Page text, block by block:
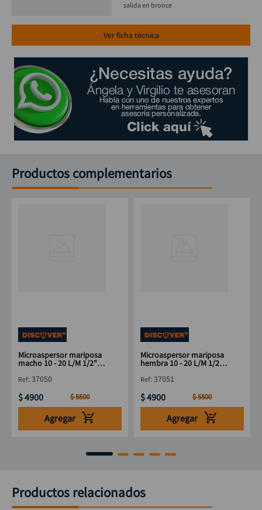
Ver ficha técnica
salida en bronce
Productos complementarios
Microaspersor mariposa
macho 10 - 20 L/M 1/2"
:37050
$4900 $5500
Agregar
Microaspersor mariposa
hembra 10 - 20 L/M 1/2"
:37051
$4900 $5500
Agregar
Productos relacionados